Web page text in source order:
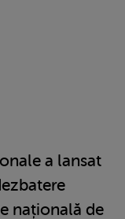
a lansat
națională de